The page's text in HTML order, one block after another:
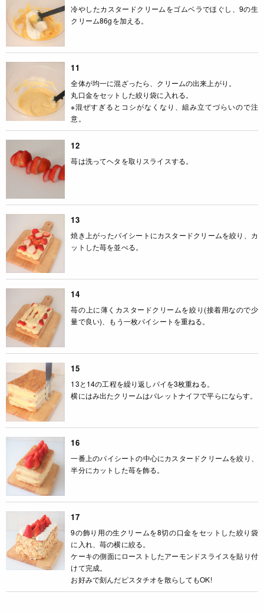
冷やしたカスタードクリームをゴムベラでほぐし、9の生
クリーム86gを加える。
11
全体が均一に混ざったら、クリームの出来上がり。
丸口金をセットした絞り袋に入れる。
※混ぜすぎるとコシがなくなり、組み立てづらいので注
意。
12
苺は洗ってヘタを取りスライスする。
13
焼き上がったパイシートにカスタードクリームを絞り、カ
ットした苺を並べる。
14
苺の上に薄くカスタードクリームを絞り(接着用なので少
量で良い)、もう一枚パイシートを重ねる。
15
13と14の工程を繰り返しパイを3枚重ねる。
横にはみ出たクリームはパレットナイフで平らにならす。
16
一番上のパイシートの中心にカスタードクリームを絞り、
半分にカットした苺を飾る。
17
9の飾り用の生クリームを8切の口金をセットした絞り袋
に入れ、苺の横に絞る。
ケーキの側面にローストしたアーモンドスライスを貼り付
けて完成。
お好みで刻んだピスタチオを散らしてもOK!